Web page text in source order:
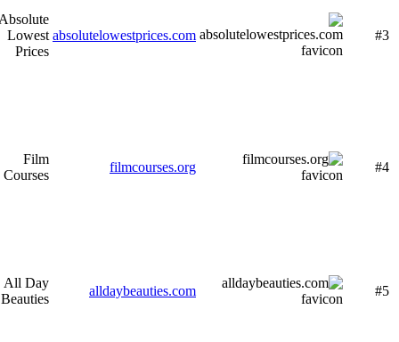
#3
absolutelowestprices.com
Lowest
Prices
#4
filmcourses.org
Film
Courses
#5
alldaybeauties.com
All Day
Beauties